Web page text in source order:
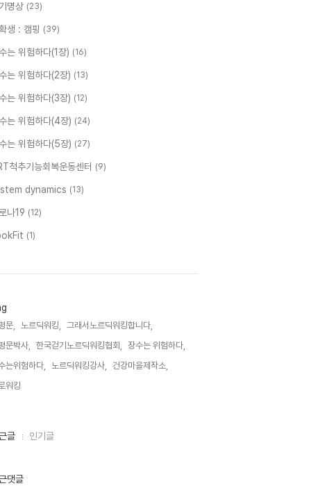
명상 (23)
생 : 캠핑 (39)
는 위험하다(1장) (16)
는 위험하다(2장) (13)
는 위험하다(3장) (12)
는 위험하다(4장) (24)
는 위험하다(5장) (27)
척추기능회복운동센터 (9)
dynamics (13)
나19 (12)
(1)
문, 노르딕워킹,
그래서노르딕워킹합니다,
문박사,
한국걷기노르딕워킹협회,
장수는 위험하다,
는위험하다,
노르딕워킹강사,
건강마을제작소,
워킹,
글 인기글
댓글